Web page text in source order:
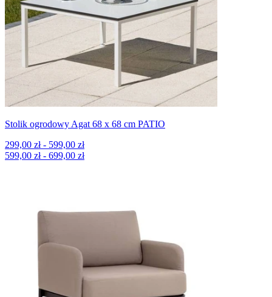
Stolik ogrodowy Agat 68 x 68 cm PATIO
299,00 zł - 599,00 zł
599,00 zł - 699,00 zł